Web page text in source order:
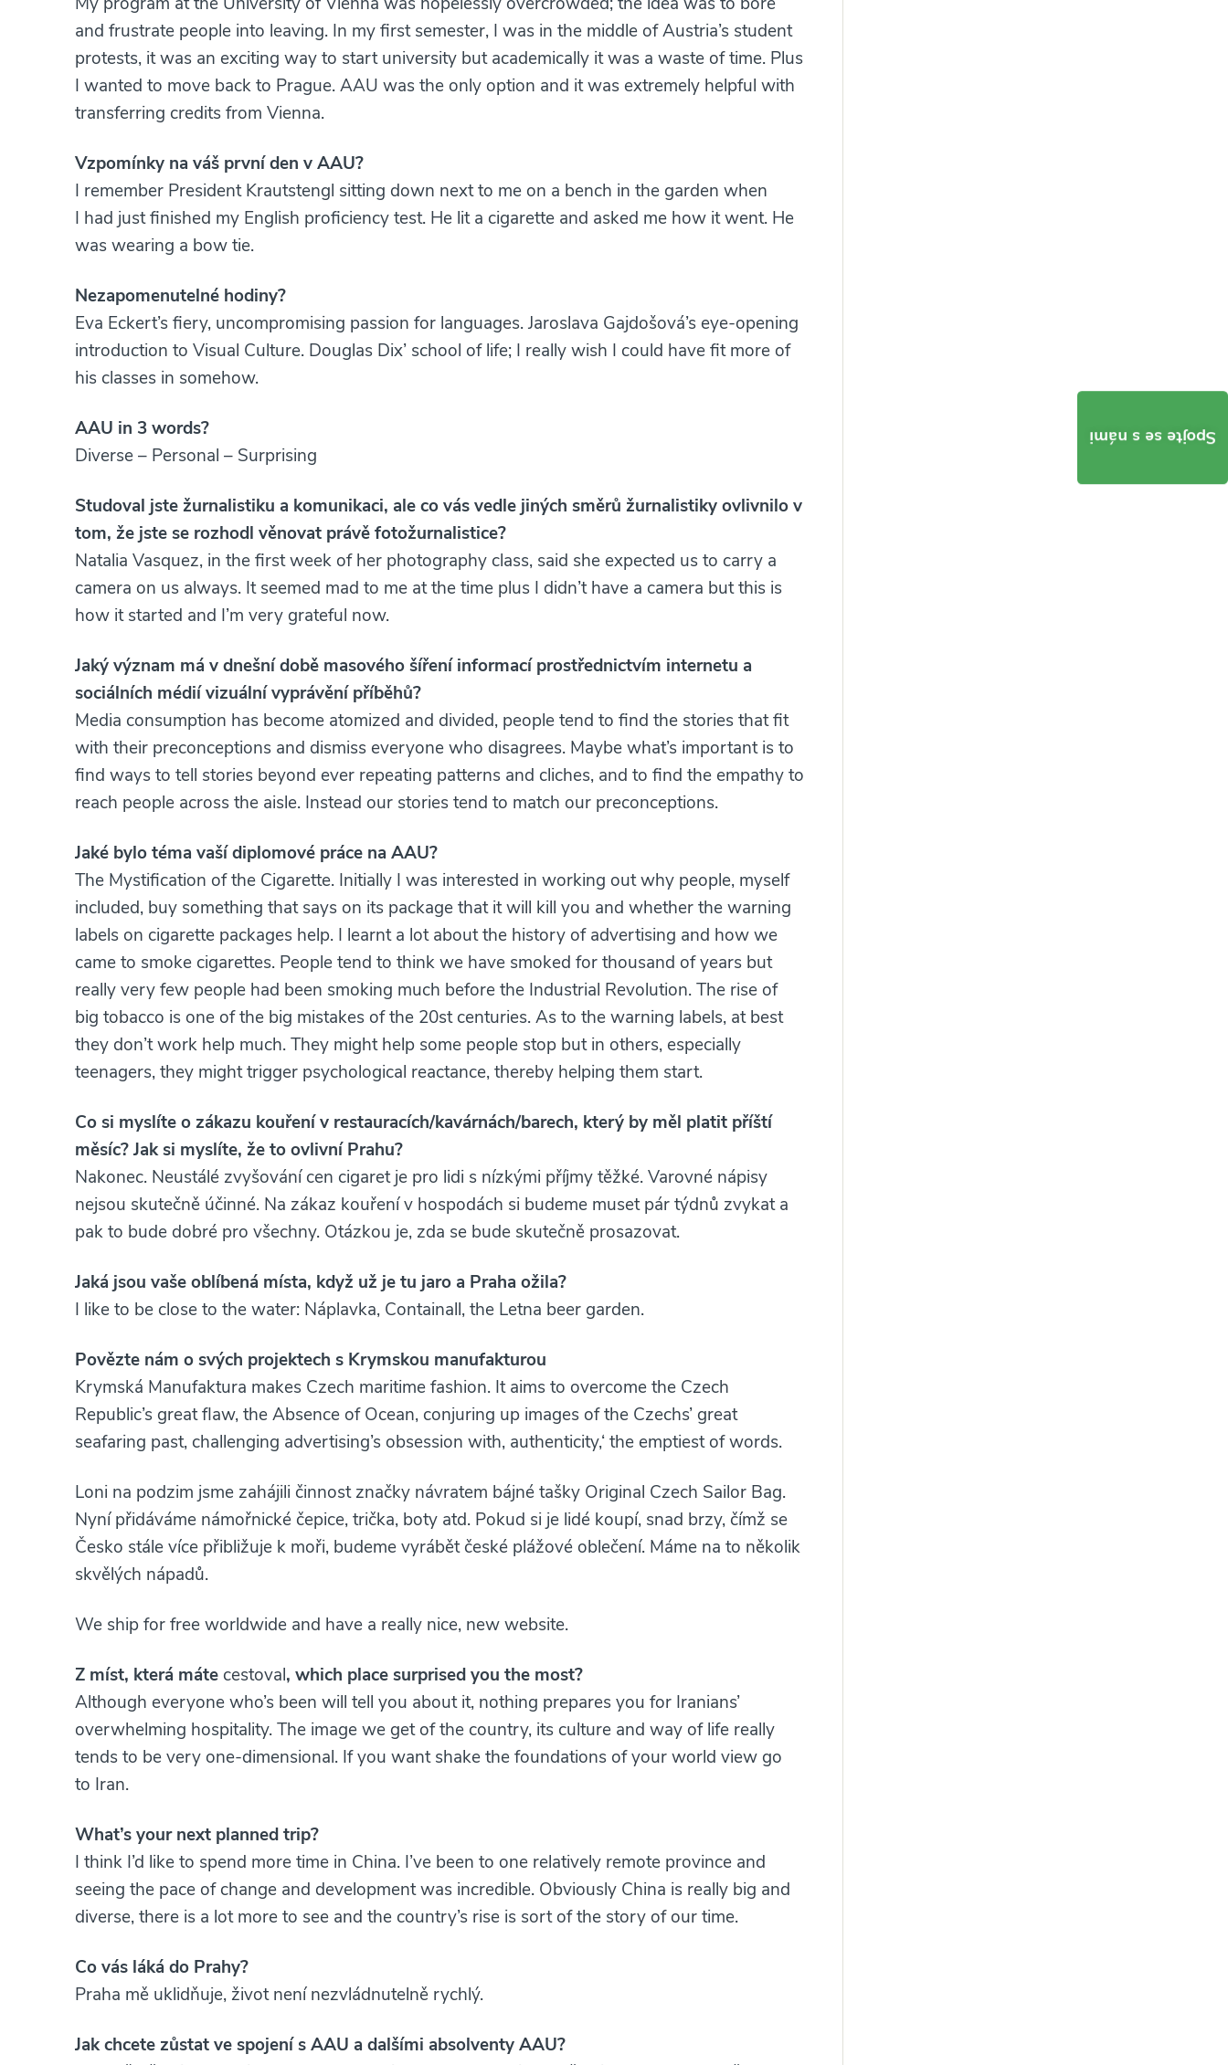
and frustrate people into leaving. In my first semester, I was in the middle of Austria’s student
protests, it was an exciting way to start university but academically it was a waste of time. Plus
I wanted to move back to Prague. AAU was the only option and it was extremely helpful with
transferring credits from Vienna.
Vzpomínky na váš první den v AAU?
I remember President Krautstengl sitting down next to me on a bench in the garden when
I had just finished my English proficiency test. He lit a cigarette and asked me how it went. He
was wearing a bow tie.
Nezapomenutelné hodiny?
Eva Eckert’s fiery, uncompromising passion for languages. Jaroslava Gajdošová’s eye-opening
introduction to Visual Culture. Douglas Dix’ school of life; I really wish I could have fit more of
his classes in somehow.
AAU in 3 words?
Diverse – Personal – Surprising
Studoval jste žurnalistiku a komunikaci, ale co vás vedle jiných směrů žurnalistiky ovlivnilo v
tom, že jste se rozhodl věnovat právě fotožurnalistice?
Natalia Vasquez, in the first week of her photography class, said she expected us to carry a
camera on us always. It seemed mad to me at the time plus I didn’t have a camera but this is
how it started and I’m very grateful now.
Jaký význam má v dnešní době masového šíření informací prostřednictvím internetu a
sociálních médií vizuální vyprávění příběhů?
Media consumption has become atomized and divided, people tend to find the stories that fit
with their preconceptions and dismiss everyone who disagrees. Maybe what’s important is to
find ways to tell stories beyond ever repeating patterns and cliches, and to find the empathy to
reach people across the aisle. Instead our stories tend to match our preconceptions.
Jaké bylo téma vaší diplomové práce na AAU?
The Mystification of the Cigarette. Initially I was interested in working out why people, myself
included, buy something that says on its package that it will kill you and whether the warning
labels on cigarette packages help. I learnt a lot about the history of advertising and how we
came to smoke cigarettes. People tend to think we have smoked for thousand of years but
really very few people had been smoking much before the Industrial Revolution. The rise of
big tobacco is one of the big mistakes of the 20st centuries. As to the warning labels, at best
they don’t work help much. They might help some people stop but in others, especially
teenagers, they might trigger psychological reactance, thereby helping them start.
Co si myslíte o zákazu kouření v restauracích/kavárnách/barech, který by měl platit příští
měsíc? Jak si myslíte, že to ovlivní Prahu?
Nakonec. Neustálé zvyšování cen cigaret je pro lidi s nízkými příjmy těžké. Varovné nápisy
nejsou skutečně účinné. Na zákaz kouření v hospodách si budeme muset pár týdnů zvykat a
pak to bude dobré pro všechny. Otázkou je, zda se bude skutečně prosazovat.
Jaká jsou vaše oblíbená místa, když už je tu jaro a Praha ožila?
I like to be close to the water: Náplavka, Containall, the Letna beer garden.
Povězte nám o svých projektech s Krymskou manufakturou
Krymská Manufaktura makes Czech maritime fashion. It aims to overcome the Czech
Republic’s great flaw, the Absence of Ocean, conjuring up images of the Czechs’ great
seafaring past, challenging advertising’s obsession with‚ authenticity,‘ the emptiest of words.
Loni na podzim jsme zahájili činnost značky návratem bájné tašky Original Czech Sailor Bag.
Nyní přidáváme námořnické čepice, trička, boty atd. Pokud si je lidé koupí, snad brzy, čímž se
Česko stále více přibližuje k moři, budeme vyrábět české plážové oblečení. Máme na to několik
skvělých nápadů.
We ship for free worldwide and have a really nice, new website.
Z míst, která máte cestoval, which place surprised you the most?
Although everyone who’s been will tell you about it, nothing prepares you for Iranians’
overwhelming hospitality. The image we get of the country, its culture and way of life really
tends to be very one-dimensional. If you want shake the foundations of your world view go
to Iran.
What’s your next planned trip?
I think I’d like to spend more time in China. I’ve been to one relatively remote province and
seeing the pace of change and development was incredible. Obviously China is really big and
diverse, there is a lot more to see and the country’s rise is sort of the story of our time.
Co vás láká do Prahy?
Praha mě uklidňuje, život není nezvládnutelně rychlý.
Jak chcete zůstat ve spojení s AAU a dalšími absolventy AAU?
Spojte se s námi